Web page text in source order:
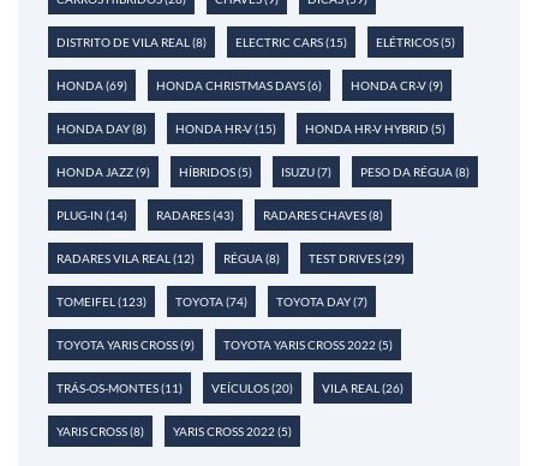
DISTRITO DE VILA REAL (8) ELECTRIC CARS(15) ELÉTRICOS(5)
HONDA(69) HONDA CHRISTMAS DAYS(6) HONDA CR-V(9)
HONDA DAY(8) HONDA HR-V(15) HONDA HR-V HYBRID (5)
HONDA JAZZ(9) HÍBRIDOS(5) ISUZU(7) PESO DA RÉGUA(8)
PLUG-IN (14) RADARES(43) RADARES CHAVES(8)
RADARES VILA REAL (12) RÉGUA(8) TEST DRIVES(29)
TOMEIFEL (123) TOYOTA(74) TOYOTA DAY(7)
TOYOTA YARIS CROSS(9) TOYOTA YARIS CROSS 2022 (5)
TRÁS-OS-MONTES(11) VEÍCULOS(20) VILA REAL (26)
YARIS CROSS(8) YARIS CROSS 2022 (5)